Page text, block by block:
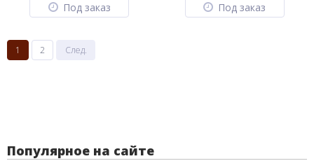
Под заказ Под заказ
1 2 След.
Популярное на сайте